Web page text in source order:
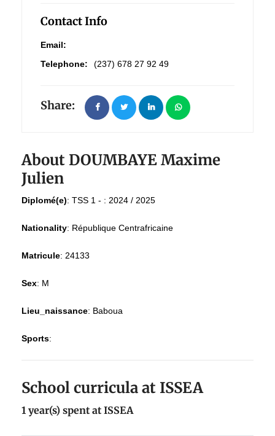
Contact Info
Email:
Telephone:
(237) 678 27 92 49
Share:
About DOUMBAYE Maxime
Julien
Diplomé(e): TSS 1 - : 2024 / 2025
Nationality: République Centrafricaine
Matricule: 24133
Sex: M
Lieu_naissance: Baboua
Sports:
School curricula at ISSEA
1 year(s) spent at ISSEA